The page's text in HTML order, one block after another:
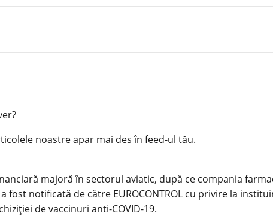
noastre apar mai des în feed-ul tău.
majoră în sectorul aviatic, după ce compania
a fost notificată de către EUROCONTROL cu privire la
de vaccinuri anti-COVID-19.